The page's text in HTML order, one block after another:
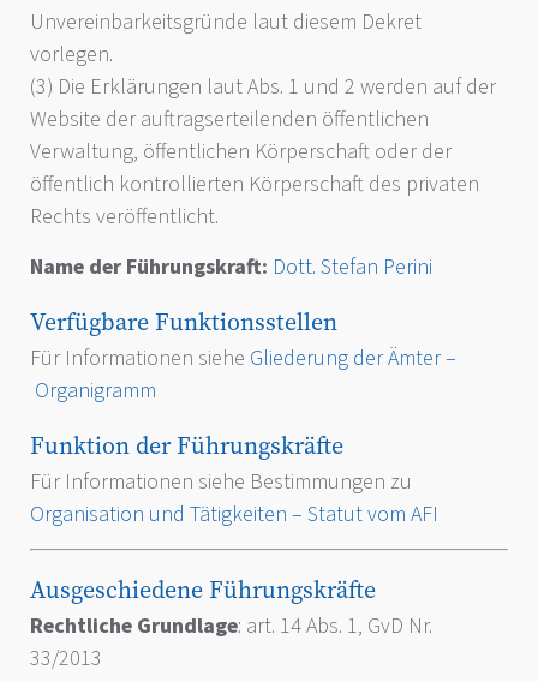
Unvereinbarkeitsgründe laut diesem Dekret
vorlegen.
(3) Die Erklärungen laut Abs. 1 und 2 werden auf der
Website der auftragserteilenden öffentlichen
Verwaltung, öffentlichen Körperschaft oder der
öffentlich kontrollierten Körperschaft des privaten
Rechts veröffentlicht.
Name der Führungskraft: Dott. Stefan Perini
Verfügbare Funktionsstellen
Für Informationen siehe Gliederung der Ämter –
Organigramm
Funktion der Führungskräfte
Für Informationen siehe Bestimmungen zu
Organisation und Tätigkeiten – Statut vom AFI
Ausgeschiedene Führungskräfte
Rechtliche Grundlage: art. 14 Abs. 1, GvD Nr.
33/2013